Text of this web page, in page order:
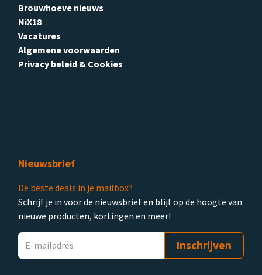
Brouwhoeve nieuws
NiX18
Vacatures
Algemene voorwaarden
Privacy beleid & Cookies
Nieuwsbrief
De beste deals in je mailbox?
Schrijf je in voor de nieuwsbrief en blijf op de hoogte van
nieuwe producten, kortingen en meer!
Inschrijven